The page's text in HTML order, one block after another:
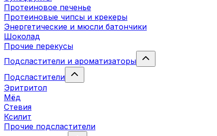
Протеиновое печенье
Протеиновые чипсы и крекеры
Энергетические и мюсли батончики
Шоколад
Прочие перекусы
Подсластители и ароматизаторы
Подсластители
Эритритол
Мёд
Стевия
Ксилит
Прочие подсластители